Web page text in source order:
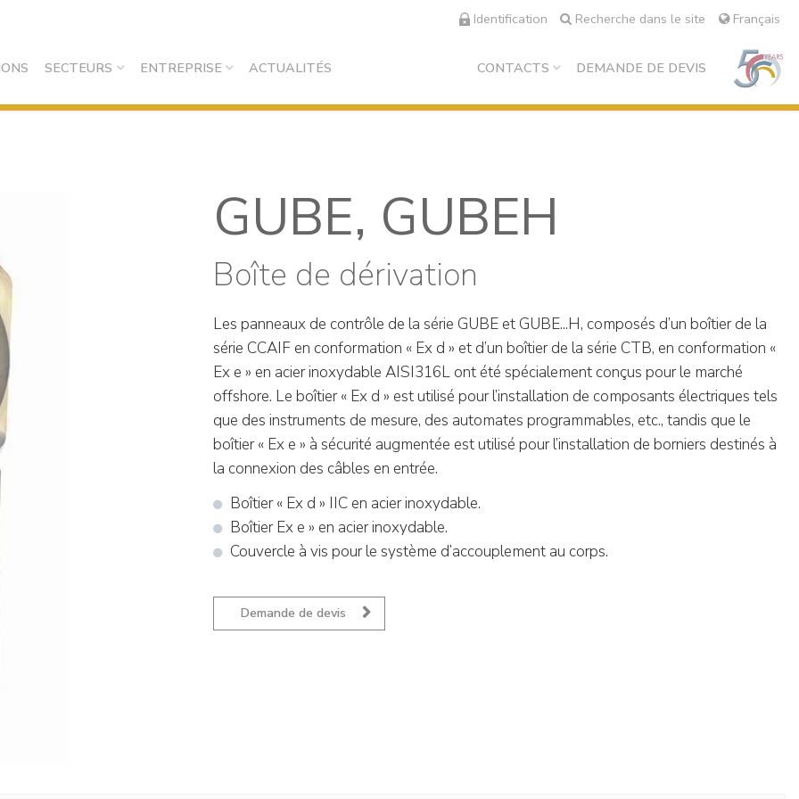
Identification Recherche dans le site Français
SECTEURS ENTREPRISE ACTUALITÉS CONTACTS DEMANDE DE DEVIS
GUBE, GUBEH
Boîte de dérivation
Les panneaux de contrôle de la série GUBE et GUBE...H, composés d’un boîtier de la
série CCAIF en conformation « Ex d » et d’un boîtier de la série CTB, en conformation «
Ex e » en acier inoxydable AISI316L ont été spécialement conçus pour le marché
offshore. Le boîtier « Ex d » est utilisé pour l’installation de composants électriques tels
que des instruments de mesure, des automates programmables, etc., tandis que le
boîtier « Ex e » à sécurité augmentée est utilisé pour l’installation de borniers destinés à
la connexion des câbles en entrée.
Boîtier « Ex d » IIC en acier inoxydable.
Boîtier Ex e » en acier inoxydable.
Couvercle à vis pour le système d’accouplement au corps.
Demande de devis